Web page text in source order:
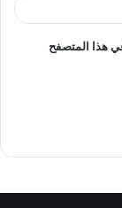
هذا المتصفح